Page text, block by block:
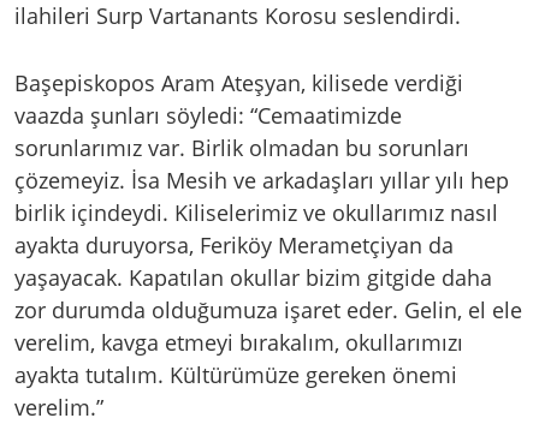
ilahileri Surp Vartanants Korosu seslendirdi.
Başepiskopos Aram Ateşyan, kilisede verdiği
vaazda şunları söyledi: “Cemaatimizde
sorunlarımız var. Birlik olmadan bu sorunları
çözemeyiz. İsa Mesih ve arkadaşları yıllar yılı hep
birlik içindeydi. Kiliselerimiz ve okullarımız nasıl
ayakta duruyorsa, Feriköy Merametçiyan da
yaşayacak. Kapatılan okullar bizim gitgide daha
zor durumda olduğumuza işaret eder. Gelin, el ele
verelim, kavga etmeyi bırakalım, okullarımızı
ayakta tutalım. Kültürümüze gereken önemi
verelim.”